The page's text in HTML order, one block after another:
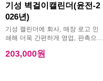
기성 벽걸이캘린더(윤전-2
026년)
기성 캘린더에 회사, 매장 로고 인
쇄해 더욱 간편하게 영업, 판촉으로
203,000원